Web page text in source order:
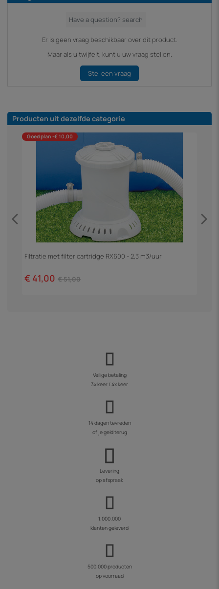
Er is geen vraag beschikbaar over dit product.
Maar als u twijfelt, kunt u uw vraag stellen.
Stel een vraag
Producten uit dezelfde categorie
Goed plan -€ 10,00
Filtratie met filter cartridge RX600 - 2,3 m3/uur
€ 41,00 € 51,00
Veilige betaling
3x keer / 4x keer
14 dagen tevreden
of je geld terug
Levering
op afspraak
1.000.000
klanten geleverd
500.000 producten
op voorraad